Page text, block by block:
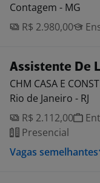
Contagem - MG
R$ 2.980,00
Assistente De
CHM CASA E
Rio de Janeiro - RJ
R$ 2.112,00
Presencial
Vagas semelhantes